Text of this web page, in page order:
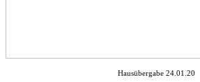
Hausübergabe 24.01.20